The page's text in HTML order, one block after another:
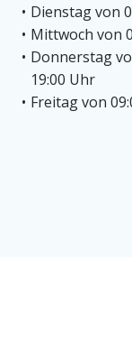
Dienstag von
Mittwoch von
Donnerstag
19:00 Uhr
Freitag von